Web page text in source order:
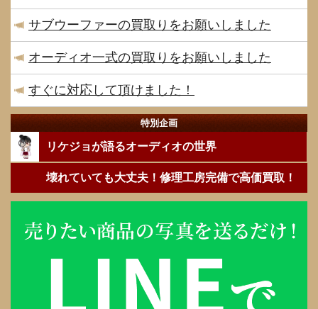
サブウーファーの買取りをお願いしました
オーディオ一式の買取りをお願いしました
すぐに対応して頂けました！
特別企画
リケジョが語るオーディオの世界
壊れていても大丈夫！修理工房完備で高価買取！